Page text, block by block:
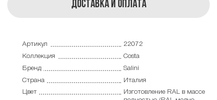
Доставка и оплата
Артикул
22072
Коллекция
Costa
Бренд
Salini
Страна
Италия
Цвет
Изготовление RAL в массе